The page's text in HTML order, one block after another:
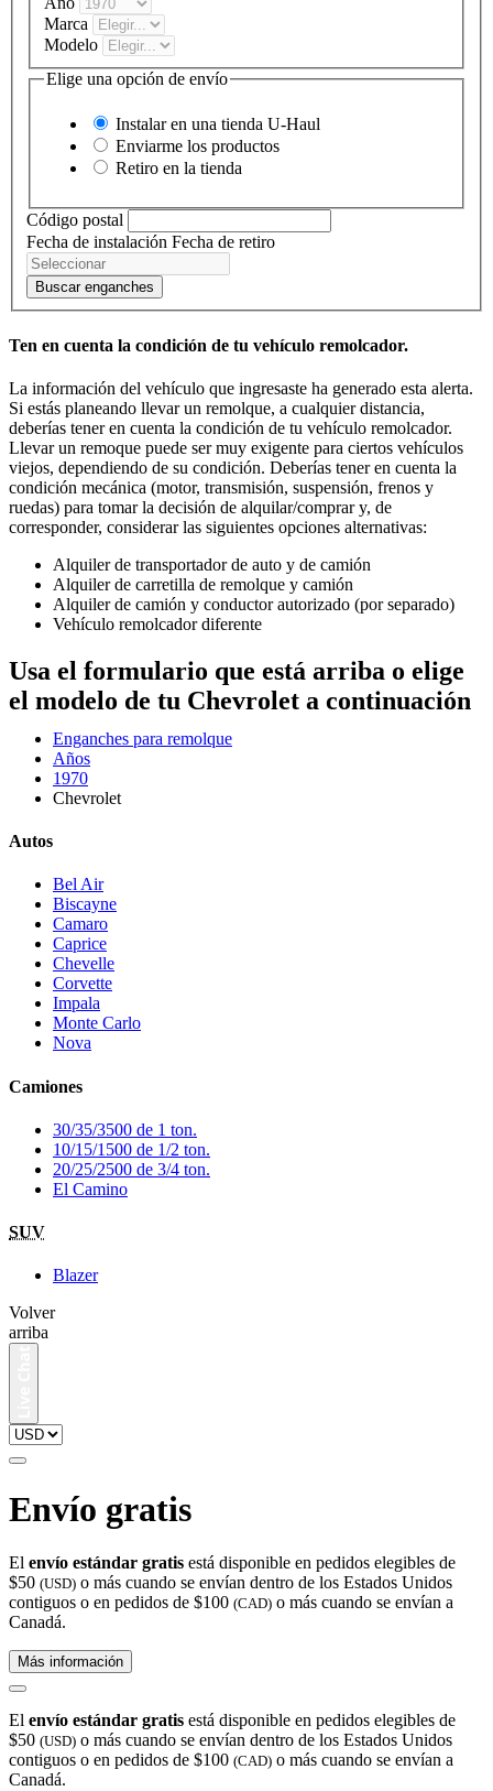
Marca
Modelo
Elige una opción de envío
Instalar en una tienda U-Haul
Enviarme los productos
Retiro en la tienda
Código postal
Fecha de instalación Fecha de retiro
Buscar enganches
Ten en cuenta la condición de tu vehículo remolcador.
La información del vehículo que ingresaste ha generado esta alerta.
Si estás planeando llevar un remolque, a cualquier distancia,
deberías tener en cuenta la condición de tu vehículo remolcador.
Llevar un remoque puede ser muy exigente para ciertos vehículos
viejos, dependiendo de su condición. Deberías tener en cuenta la
condición mecánica (motor, transmisión, suspensión, frenos y
ruedas) para tomar la decisión de alquilar/comprar y, de
corresponder, considerar las siguientes opciones alternativas:
Alquiler de transportador de auto y de camión
Alquiler de carretilla de remolque y camión
Alquiler de camión y conductor autorizado (por separado)
Vehículo remolcador diferente
Usa el formulario que está arriba o elige
el modelo de tu Chevrolet a continuación
Enganches para remolque
Años
1970
Chevrolet
Autos
Bel Air
Biscayne
Camaro
Caprice
Chevelle
Corvette
Impala
Monte Carlo
Nova
Camiones
30/35/3500 de 1 ton.
10/15/1500 de 1/2 ton.
20/25/2500 de 3/4 ton.
El Camino
SUV
Blazer
Volver
arriba
Envío gratis
El envío estándar gratis está disponible en pedidos elegibles de
$50 (USD) o más cuando se envían dentro de los Estados Unidos
contiguos o en pedidos de $100 (CAD) o más cuando se envían a
Canadá.
Más información
El envío estándar gratis está disponible en pedidos elegibles de
$50 (USD) o más cuando se envían dentro de los Estados Unidos
contiguos o en pedidos de $100 (CAD) o más cuando se envían a
Canadá.